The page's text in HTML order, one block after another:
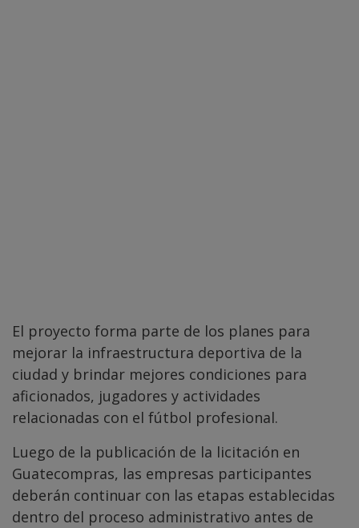
El proyecto forma parte de los planes para
mejorar la infraestructura deportiva de la
ciudad y brindar mejores condiciones para
aficionados, jugadores y actividades
relacionadas con el fútbol profesional.
Luego de la publicación de la licitación en
Guatecompras, las empresas participantes
deberán continuar con las etapas establecidas
dentro del proceso administrativo antes de